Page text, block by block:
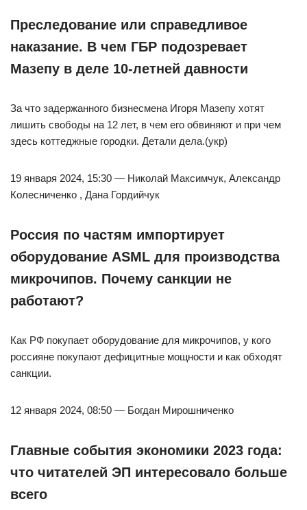
Преследование или справедливое
наказание. В чем ГБР подозревает
Мазепу в деле 10-летней давности
За что задержанного бизнесмена Игоря Мазепу хотят
лишить свободы на 12 лет, в чем его обвиняют и при чем
здесь коттеджные городки. Детали дела.(укр)
19 января 2024, 15:30 — Николай Максимчук, Александр
Колесниченко , Дана Гордийчук
Россия по частям импортирует
оборудование ASML для производства
микрочипов. Почему санкции не
работают?
Как РФ покупает оборудование для микрочипов, у кого
россияне покупают дефицитные мощности и как обходят
санкции.
12 января 2024, 08:50 — Богдан Мирошниченко
Главные события экономики 2023 года:
что читателей ЭП интересовало больше
всего